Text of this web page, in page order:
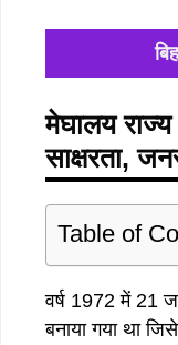
मेघालय
साक्षरता,
Table of
वर्ष 1972 में 21
बनाया गया था